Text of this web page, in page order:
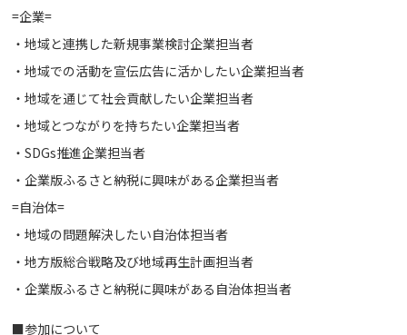
=企業=
・地域と連携した新規事業検討企業担当者
・地域での活動を宣伝広告に活かしたい企業担当者
・地域を通じて社会貢献したい企業担当者
・地域とつながりを持ちたい企業担当者
・SDGs推進企業担当者
・企業版ふるさと納税に興味がある企業担当者
=自治体=
・地域の問題解決したい自治体担当者
・地方版総合戦略及び地域再生計画担当者
・企業版ふるさと納税に興味がある自治体担当者
■参加について